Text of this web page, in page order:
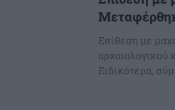
Επίθεση με
αρχαιολογικού
Ειδικότερα,